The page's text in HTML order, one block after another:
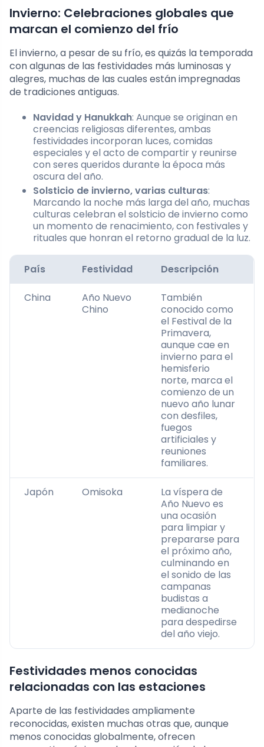
Invierno: Celebraciones globales que
marcan el comienzo del frío
El invierno, a pesar de su frío, es quizás la temporada
con algunas de las festividades más luminosas y
alegres, muchas de las cuales están impregnadas
de tradiciones antiguas.
Navidad y Hanukkah: Aunque se originan en
creencias religiosas diferentes, ambas
festividades incorporan luces, comidas
especiales y el acto de compartir y reunirse
con seres queridos durante la época más
oscura del año.
Solsticio de invierno, varias culturas:
Marcando la noche más larga del año, muchas
culturas celebran el solsticio de invierno como
un momento de renacimiento, con festivales y
rituales que honran el retorno gradual de la luz.
País Festividad Descripción
China
Año Nuevo
Chino
También
conocido como
el Festival de la
Primavera,
aunque cae en
invierno para el
hemisferio
norte, marca el
comienzo de un
nuevo año lunar
con desfiles,
fuegos
artificiales y
reuniones
familiares.
Japón Omisoka
La víspera de
Año Nuevo es
una ocasión
para limpiar y
prepararse para
el próximo año,
culminando en
el sonido de las
campanas
budistas a
medianoche
para despedirse
del año viejo.
Festividades menos conocidas
relacionadas con las estaciones
Aparte de las festividades ampliamente
reconocidas, existen muchas otras que, aunque
menos conocidas globalmente, ofrecen